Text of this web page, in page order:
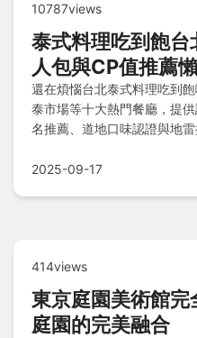
10787views
泰式料理吃到飽台
人包與CP值推薦
還在煩惱台北泰式料理吃到
泰市場等十大熱門餐廳，提
名推薦、道地口味認證與地
2025-09-17
414views
東京庭園美術館
庭園的完美融合